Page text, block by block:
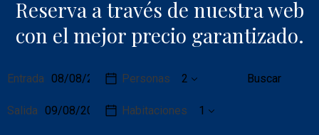
Reserva a través de nuestra web
con el mejor precio garantizado.
del
viaje
Entrada
Salida
de
la
Personas
Habitaciones
Buscar